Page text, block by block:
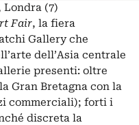
Londra (7)
Fair, la fiera
Gallery che
dell’Asia centrale
presenti: oltre
Gran Bretagna con la
commerciali); forti i
discreta la